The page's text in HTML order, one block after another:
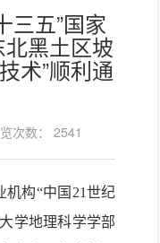
三五”国家
黑土区坡
术”顺利通
次数： 2541
机构“中国 21世纪
学地理科学学部